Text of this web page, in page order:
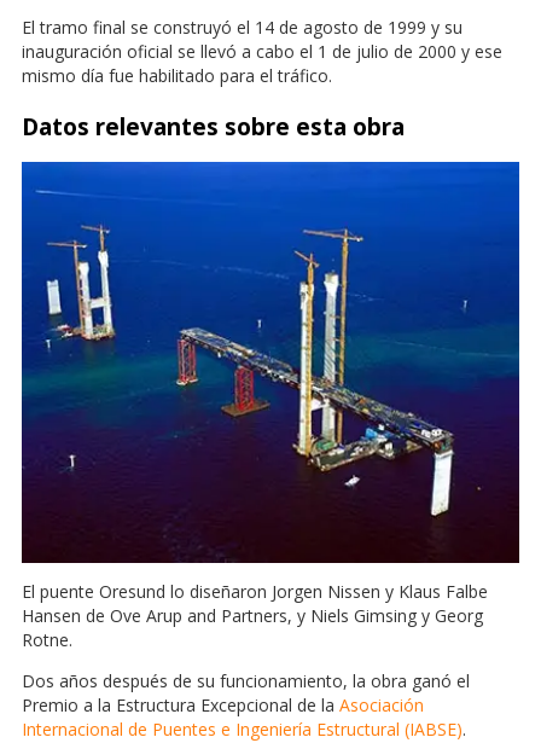
El tramo final se construyó el 14 de agosto de 1999 y su
inauguración oficial se llevó a cabo el 1 de julio de 2000 y ese
mismo día fue habilitado para el tráfico.
Datos relevantes sobre esta obra
El puente Oresund lo diseñaron Jorgen Nissen y Klaus Falbe
Hansen de Ove Arup and Partners, y Niels Gimsing y Georg
Rotne.
Dos años después de su funcionamiento, la obra ganó el
Premio a la Estructura Excepcional de la Asociación
Internacional de Puentes e Ingeniería Estructural (IABSE).